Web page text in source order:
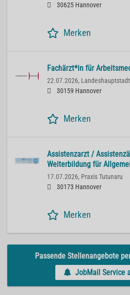
30625 Hannover
Merken
Fachärzt*in für
22.07.2026,
30159 Hannover
Merken
Assistenzarzt /
Weiterbildung für
17.07.2026, Praxis Tutunaru
30173 Hannover
Merken
Passende Stellenangebote
JobMail Service